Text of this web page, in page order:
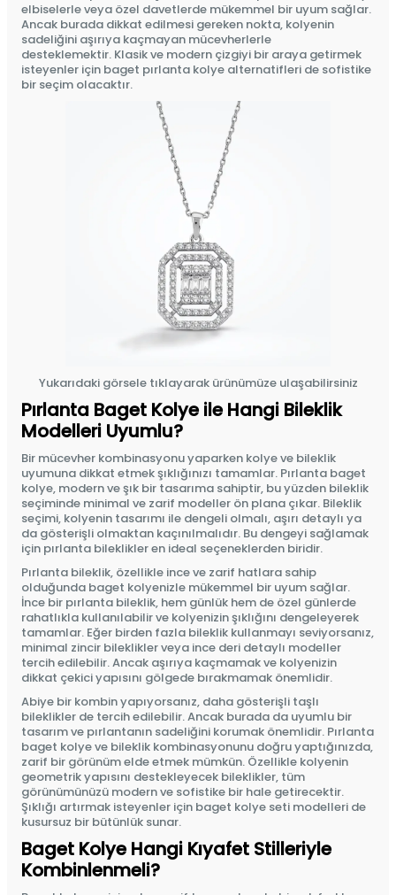
elbiselerle veya özel davetlerde mükemmel bir uyum sağlar.
Ancak burada dikkat edilmesi gereken nokta, kolyenin
sadeliğini aşırıya kaçmayan mücevherlerle
desteklemektir. Klasik ve modern çizgiyi bir araya getirmek
isteyenler için baget pırlanta kolye alternatifleri de sofistike
bir seçim olacaktır.
Yukarıdaki görsele tıklayarak ürünümüze ulaşabilirsiniz
Pırlanta Baget Kolye ile Hangi Bileklik
Modelleri Uyumlu?
Bir mücevher kombinasyonu yaparken kolye ve bileklik
uyumuna dikkat etmek şıklığınızı tamamlar. Pırlanta baget
kolye, modern ve şık bir tasarıma sahiptir, bu yüzden bileklik
seçiminde minimal ve zarif modeller ön plana çıkar. Bileklik
seçimi, kolyenin tasarımı ile dengeli olmalı, aşırı detaylı ya
da gösterişli olmaktan kaçınılmalıdır. Bu dengeyi sağlamak
için pırlanta bileklikler en ideal seçeneklerden biridir.
Pırlanta bileklik, özellikle ince ve zarif hatlara sahip
olduğunda baget kolyenizle mükemmel bir uyum sağlar.
İnce bir pırlanta bileklik, hem günlük hem de özel günlerde
rahatlıkla kullanılabilir ve kolyenizin şıklığını dengeleyerek
tamamlar. Eğer birden fazla bileklik kullanmayı seviyorsanız,
minimal zincir bileklikler veya ince deri detaylı modeller
tercih edilebilir. Ancak aşırıya kaçmamak ve kolyenizin
dikkat çekici yapısını gölgede bırakmamak önemlidir.
Abiye bir kombin yapıyorsanız, daha gösterişli taşlı
bileklikler de tercih edilebilir. Ancak burada da uyumlu bir
tasarım ve pırlantanın sadeliğini korumak önemlidir. Pırlanta
baget kolye ve bileklik kombinasyonunu doğru yaptığınızda,
zarif bir görünüm elde etmek mümkün. Özellikle kolyenin
geometrik yapısını destekleyecek bileklikler, tüm
görünümünüzü modern ve sofistike bir hale getirecektir.
Şıklığı artırmak isteyenler için baget kolye seti modelleri de
kusursuz bir bütünlük sunar.
Baget Kolye Hangi Kıyafet Stilleriyle
Kombinlenmeli?